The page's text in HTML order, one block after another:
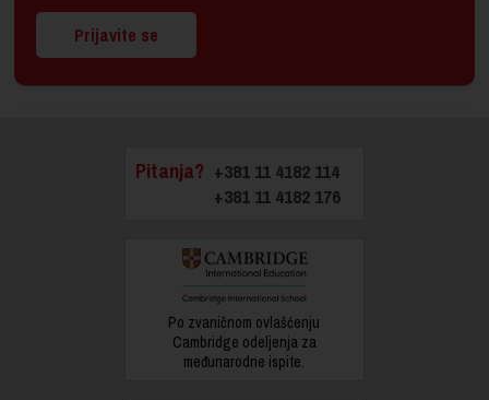
Prijavite se
Pitanja? +381 11 4182 114
+381 11 4182 176
Po zvaničnom ovlašćenju
Cambridge odeljenja za
međunarodne ispite.